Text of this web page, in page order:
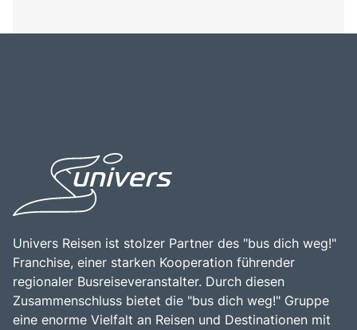
Univers Reisen ist stolzer Partner des "bus dich weg!"
Franchise, einer starken Kooperation führender
regionaler Busreiseveranstalter. Durch diesen
Zusammenschluss bietet die "bus dich weg!" Gruppe
eine enorme Vielfalt an Reisen und Destinationen mit